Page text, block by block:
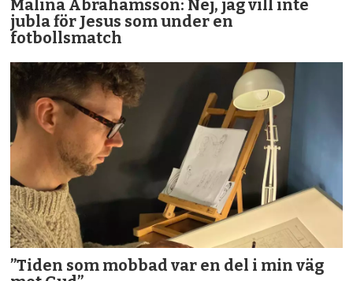
Malina Abrahamsson: Nej, jag vill inte
jubla för Jesus som under en
fotbollsmatch
”Tiden som mobbad var en del i min väg